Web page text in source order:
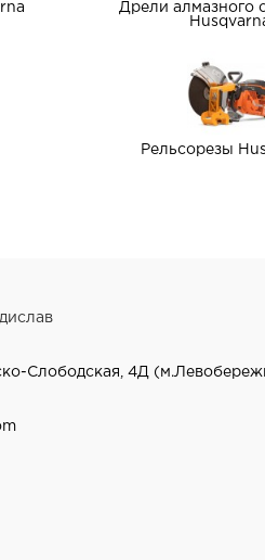
Дрели алмазного
Рельсорезы
Слободская, 4Д